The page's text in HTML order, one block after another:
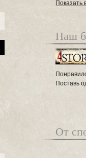
Показать
Наш
Поставь
От